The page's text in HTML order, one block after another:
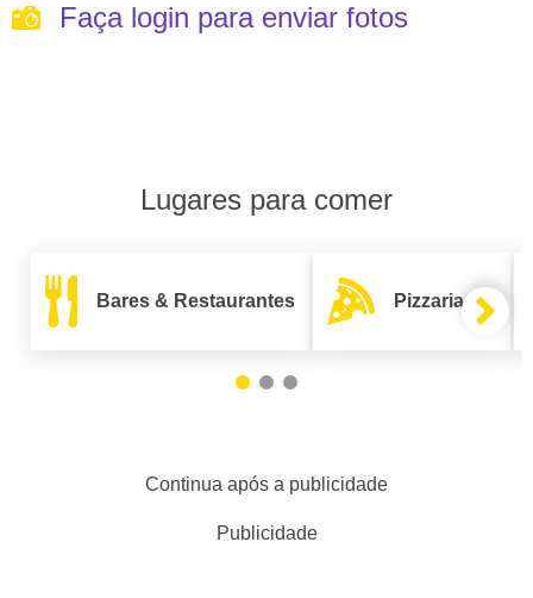
Faça login para enviar fotos
Lugares para comer
Bares & Restaurantes Pizzarias
Continua após a publicidade
Publicidade